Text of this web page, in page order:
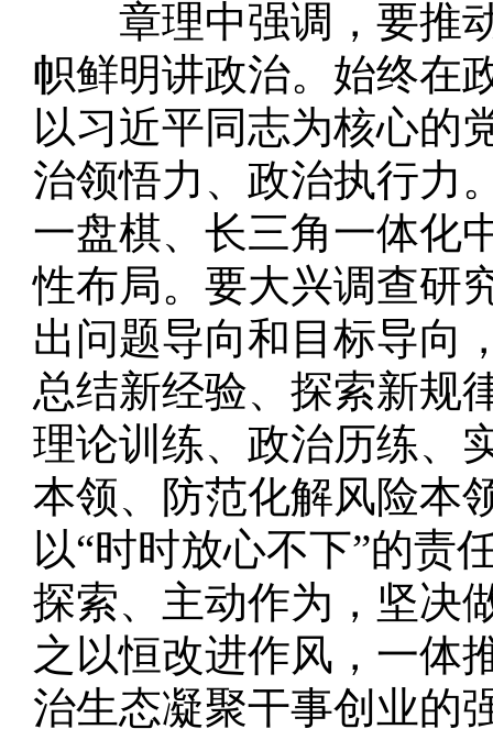
章理中强调，要推动
帜鲜明讲政治。始终在
以习近平同志为核心的
治领悟力、政治执行力
一盘棋、长三角一体化
性布局。要大兴调查研
出问题导向和目标导向
总结新经验、探索新规
理论训练、政治历练、
本领、防范化解风险本
以“时时放心不下”的责
探索、主动作为，坚决
之以恒改进作风，一体
治生态凝聚干事创业的